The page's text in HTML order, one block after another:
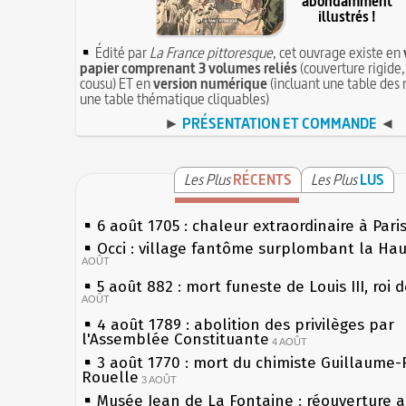
illustrés !
Édité parLa France pittoresque, cet ouvrage existe en
papier comprenant 3 volumes reliés(couverture
cousu) ET enversion numérique(incluant une table des
une table thématique cliquables)
► PRÉSENTATION ET COMMANDE ◄
Les PlusRÉCENTS Les PlusLUS
6 août 1705 : chaleur extraordinaire à Paris
Occi : village fantôme surplombant la
AOÛT
5 août 882 : mort funeste de Louis III, roi
AOÛT
4 août 1789 : abolition des privilèges par
l'Assemblée Constituante 4 AOÛT
3 août 1770 : mort du chimiste Guillaume-
Rouelle 3 AOÛT
Musée Jean de La Fontaine : réouverture